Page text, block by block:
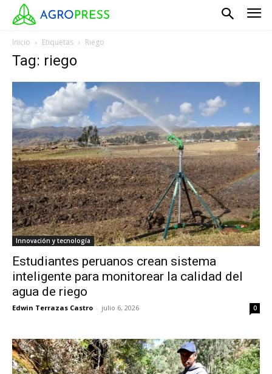
Inicio Etiquetas Riego
Tag: riego
Innovación y tecnología
Estudiantes peruanos crean sistema
inteligente para monitorear la calidad del
agua de riego
Edwin Terrazas Castro - julio 6, 2026 0